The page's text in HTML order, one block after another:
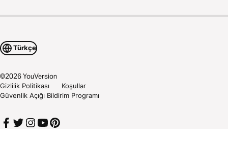
Türkçe
©2026YouVersion
Gizlilik Politikası
Koşullar
Güvenlik Açığı Bildirim Programı